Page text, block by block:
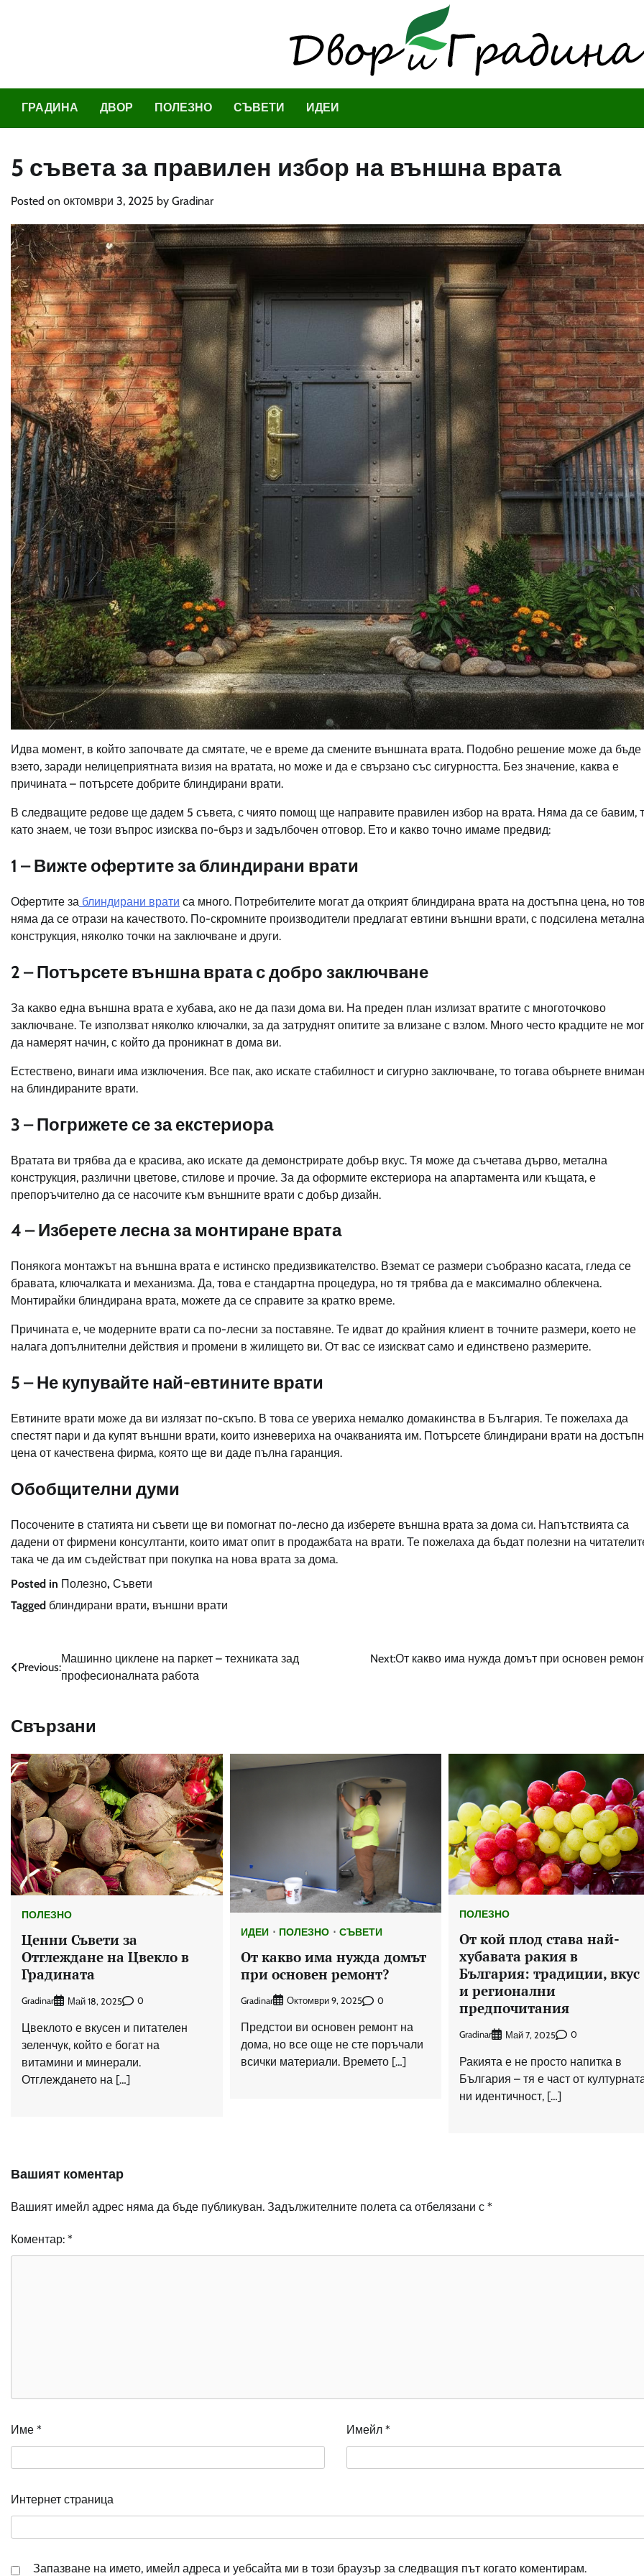
ГРАДИНА ДВОР ПОЛЕЗНО СЪВЕТИ ИДЕИ
5 съвета за правилен избор на външна врата
Posted on октомври 3, 2025 by Gradinar
Идва момент, в който започвате да смятате, че е време да смените външната врата. Подобно решение може да бъде
взето, заради нелицеприятната визия на вратата, но може и да е свързано със сигурността. Без значение, каква е
причината – потърсете добрите блиндирани врати.
В следващите редове ще дадем 5 съвета, с чиято помощ ще направите правилен избор на врата. Няма да се бавим,
като знаем, че този въпрос изисква по-бърз и задълбочен отговор. Ето и какво точно имаме предвид:
1 – Вижте офертите за блиндирани врати
Офертите за блиндирани врати са много. Потребителите могат да открият блиндирана врата на достъпна цена, но
няма да се отрази на качеството. По-скромните производители предлагат евтини външни врати, с подсилена метална
конструкция, няколко точки на заключване и други.
2 – Потърсете външна врата с добро заключване
За какво една външна врата е хубава, ако не да пази дома ви. На преден план излизат вратите с многоточково
заключване. Те използват няколко ключалки, за да затруднят опитите за влизане с взлом. Много често крадците не
да намерят начин, с който да проникнат в дома ви.
Естествено, винаги има изключения. Все пак, ако искате стабилност и сигурно заключване, то тогава обърнете
на блиндираните врати.
3 – Погрижете се за екстериора
Вратата ви трябва да е красива, ако искате да демонстрирате добър вкус. Тя може да съчетава дърво, метална
конструкция, различни цветове, стилове и прочие. За да оформите екстериора на апартамента или къщата, е
препоръчително да се насочите към външните врати с добър дизайн.
4 – Изберете лесна за монтиране врата
Понякога монтажът на външна врата е истинско предизвикателство. Вземат се размери съобразно касата, гледа се
бравата, ключалката и механизма. Да, това е стандартна процедура, но тя трябва да е максимално облекчена.
Монтирайки блиндирана врата, можете да се справите за кратко време.
Причината е, че модерните врати са по-лесни за поставяне. Те идват до крайния клиент в точните размери, което не
налага допълнителни действия и промени в жилището ви. От вас се изискват само и единствено размерите.
5 – Не купувайте най-евтините врати
Евтините врати може да ви излязат по-скъпо. В това се увериха немалко домакинства в България. Те пожелаха да
спестят пари и да купят външни врати, които изневериха на очакванията им. Потърсете блиндирани врати на
цена от качествена фирма, която ще ви даде пълна гаранция.
Обобщителни думи
Посочените в статията ни съвети ще ви помогнат по-лесно да изберете външна врата за дома си. Напътствията са
дадени от фирмени консултанти, които имат опит в продажбата на врати. Те пожелаха да бъдат полезни на
така че да им съдействат при покупка на нова врата за дома.
Posted in Полезно, Съвети
Tagged блиндирани врати, външни врати
Навигация
Previous:
Машинно циклене на паркет – техниката зад
професионалната работа
Next:От какво има нужда домът при основен
Свързани
ПОЛЕЗНО
Ценни Съвети за
Отглеждане на Цвекло в
Градината
Gradinar Май 18, 2025 0
Цвеклото е вкусен и питателен
зеленчук, който е богат на
витамини и минерали.
Отглеждането на […]
ИДЕИ ПОЛЕЗНО СЪВЕТИ
От какво има нужда домът
при основен ремонт?
Gradinar Октомври 9, 2025 0
Предстои ви основен ремонт на
дома, но все още не сте поръчали
всички материали. Времето […]
ПОЛЕЗНО
От кой плод става най-
хубавата ракия в
България: традиции, вкус
и регионални
предпочитания
Gradinar Май 7, 2025 0
Ракията е не просто напитка в
България – тя е част от
ни идентичност, […]
Вашият коментар
Вашият имейл адрес няма да бъде публикуван. Задължителните полета са отбелязани с *
Коментар: *
Име * Имейл *
Интернет страница
Запазване на името, имейл адреса и уебсайта ми в този браузър за следващия път когато коментирам.